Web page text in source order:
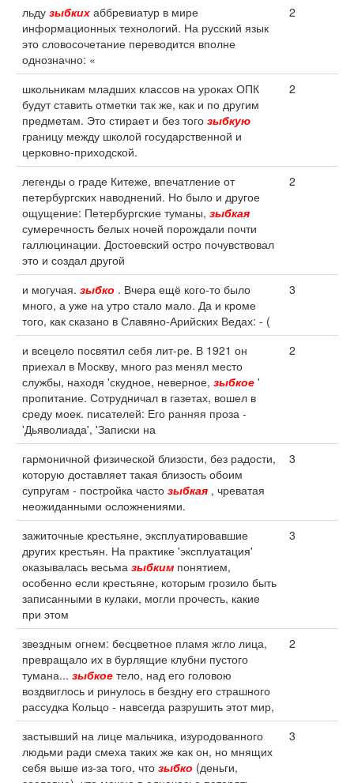
льду зыбких аббревиатур в мире
информационных технологий. На русский язык
это словосочетание переводится вполне
однозначно: «
2
школьникам младших классов на уроках ОПК
будут ставить отметки так же, как и по другим
предметам. Это стирает и без того зыбкую
границу между школой государственной и
церковно-приходской.
2
легенды о граде Китеже, впечатление от
петербургских наводнений. Но было и другое
ощущение: Петербургские туманы, зыбкая
сумеречность белых ночей порождали почти
галлюцинации. Достоевский остро почувствовал
это и создал другой
2
и могучая. зыбко . Вчера ещё кого-то было
много, а уже на утро стало мало. Да и кроме
того, как сказано в Славяно-Арийских Ведах: - (
3
и всецело посвятил себя лит-ре. В 1921 он
приехал в Москву, много раз менял место
службы, находя 'скудное, неверное, зыбкое '
пропитание. Сотрудничал в газетах, вошел в
среду моек. писателей: Его ранняя проза -
'Дьяволиада', 'Записки на
2
гармоничной физической близости, без радости,
которую доставляет такая близость обоим
супругам - постройка часто зыбкая , чреватая
неожиданными осложнениями.
3
зажиточные крестьяне, эксплуатировавшие
других крестьян. На практике 'эксплуатация'
оказывалась весьма зыбким понятием,
особенно если крестьяне, которым грозило быть
записанными в кулаки, могли прочесть, какие
при этом
3
звездным огнем: бесцветное пламя жгло лица,
превращало их в бурлящие клубни пустого
тумана... зыбкое тело, над его головою
воздвиглось и ринулось в бездну его страшного
рассудка Кольцо - навсегда разрушить этот мир,
2
застывший на лице мальчика, изуродованного
людьми ради смеха таких же как он, но мнящих
себя выше из-за того, что зыбко (деньги,
3